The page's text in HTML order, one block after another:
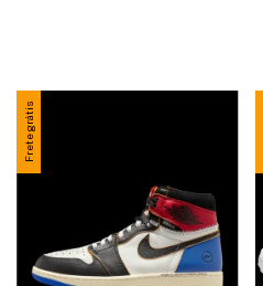
Frete grátis